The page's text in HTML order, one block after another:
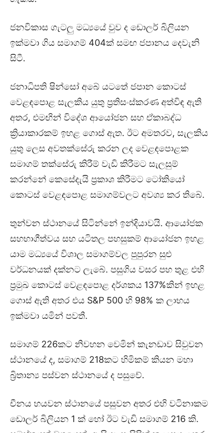
ජනවිකාස ගැටලු මධ්‍යයේ වුව ද ඩොලර් බිලියන
ඉක්මවා ගිය සමාගම් 404ක් සමඟ ජපානය දෙවැනි
සිටී.
ජනාධිපති ෂින්සෝ අබේ යටතේ ජපාන කොටස්
වෙළඳපොළ සැලකිය යුතු ප්‍රතිසංස්කරණ අත්විඳ ඇති
අතර, එමඟින් විදේශ ආයෝජන සහ ඒකාබද්ධ
ක්‍රියාකාරකම් ඉහළ ගොස් ඇත. ඊට අමතරව, සැලකිය
යුතු ලෙස අවතක්සේරු කරන ලද වෙළඳපොළක
සමාගම් තක්සේරු කිරීම් වැඩි කිරීමට සැලසුම්
කරන්නේ කෙසේදැයි ප්‍රකාශ කිරීමට ටෝකියෝ
කොටස් වෙළඳපොළ සමාගම්වලට අවශ්‍ය කර තිබේ.
තුන්වන ස්ථානයේ සිටින්නේ ඉන්දියාවයි. ආයෝජක
සහභාගීත්වය සහ යටිතල පහසුකම් ආයෝජන ඉහළ
යාම මධ්‍යයේ විශාල සමාගම්වල පුපුරන සුළු
වර්ධනයක් දක්නට ලැබේ. පසුගිය වසර පහ තුළ එහි
ප්‍රමුඛ කොටස් වෙළඳපොළ දර්ශකය 137%කින් ඉහළ
ගොස් ඇති අතර එය S&P 500 හි 98% ක ලාභය
ඉක්මවා යමින් පවතී.
සමාගම් 226කට නිවහන වෙමින් කැනඩාව සිවුවන
ස්ථානයේ ද, සමාගම් 218කට හිමිකම් කියන මහා
බ්‍රිතාන්‍ය පස්වන ස්ථානයේ ද පසුවේ.
චීනය හයවන ස්ථානයේ පසුවන අතර එහි වටිනාකම
ඩොලර් බිලියන 1 ක් හෝ ඊට වැඩි සමාගම් 216 කි.